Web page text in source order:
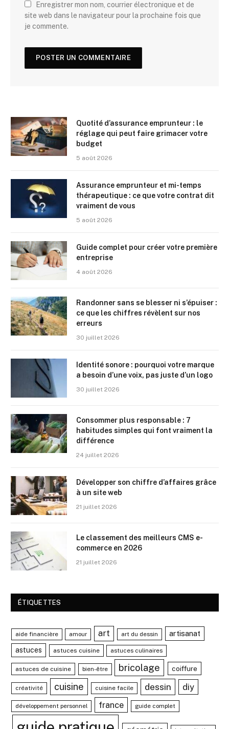
Enregistrer mon nom, courrier électronique et de
site web dans le navigateur pour la prochaine fois que
je commente.
Quotité d’assurance emprunteur : le
réglage qui peut faire grimacer votre
budget
5 août 2026
Assurance emprunteur et mi-temps
thérapeutique : ce que votre contrat dit
vraiment de vous
5 août 2026
Guide complet pour créer votre première
entreprise
4 août 2026
Randonner sans se blesser ni s’épuiser :
ce que les chiffres révèlent sur nos
erreurs
30 juillet 2026
Identité sonore : pourquoi votre marque
a besoin d’une voix, pas juste d’un logo
30 juillet 2026
Consommer plus responsable : 7
habitudes simples qui font vraiment la
différence
24 juillet 2026
Développer son chiffre d’affaires grâce
à un site web
21 juillet 2026
Le classement des meilleurs CMS e-
commerce en 2026
21 juillet 2026
ÉTIQUETTES
aide financière amour art art du dessin artisanat
astuces astuces cuisine astuces culinaires
astuces de cuisine bien-être bricolage coiffure
créativité cuisine cuisine facile dessin diy
développement personnel france guide complet